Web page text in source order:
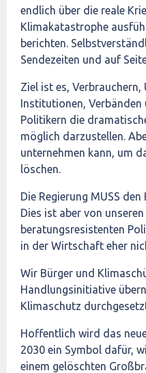
endlich über die reale
Klimakatastrophe
berichten.
Sendezeiten und auf
Ziel ist es,
Institutionen, Verbänden
Politikern die
möglich darzustellen.
unternehmen kann, um
löschen.
Die Regierung MUSS
Dies ist aber von
beratungsresistenten
in der Wirtschaft eher
Wir Bürger und
Handlungsinitiative
Klimaschutz
Hoffentlich wird das
2030 ein Symbol dafür,
einem gelöschten